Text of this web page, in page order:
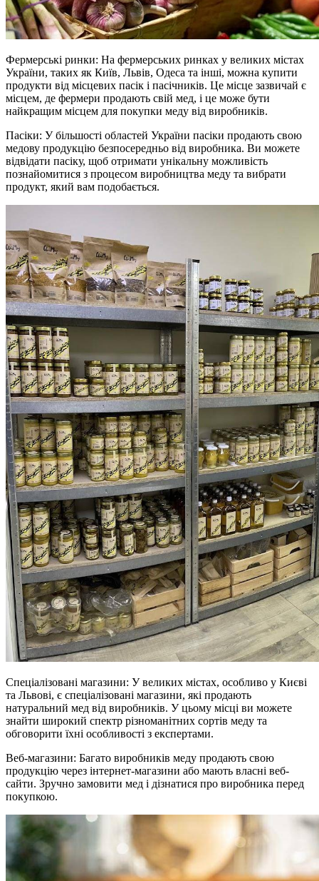
Фермерські ринки: На фермерських ринках у великих містах
України, таких як Київ, Львів, Одеса та інші, можна купити
продукти від місцевих пасік і пасічників. Це місце зазвичай є
місцем, де фермери продають свій мед, і це може бути
найкращим місцем для покупки меду від виробників.
Пасіки: У більшості областей України пасіки продають свою
медову продукцію безпосередньо від виробника. Ви можете
відвідати пасіку, щоб отримати унікальну можливість
познайомитися з процесом виробництва меду та вибрати
продукт, який вам подобається.
Спеціалізовані магазини: У великих містах, особливо у Києві
та Львові, є спеціалізовані магазини, які продають
натуральний мед від виробників. У цьому місці ви можете
знайти широкий спектр різноманітних сортів меду та
обговорити їхні особливості з експертами.
Веб-магазини: Багато виробників меду продають свою
продукцію через інтернет-магазини або мають власні веб-
сайти. Зручно замовити мед і дізнатися про виробника перед
покупкою.